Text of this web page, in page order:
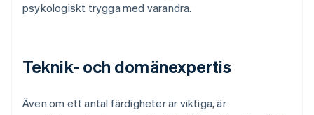
psykologiskt trygga med varandra.
Teknik- och domänexpertis
Även om ett antal färdigheter är viktiga, är